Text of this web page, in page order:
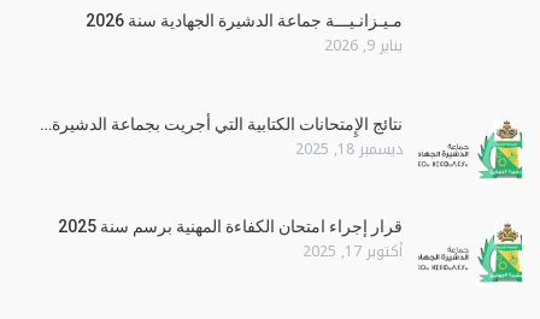
مـيـزانـيـــة جماعة الدشيرة الجهادية سنة 2026
يناير 9, 2026
نتائج الإِمتحانات الكتابية التي أجريت بجماعة الدشيرة…
ديسمبر 18, 2025
قرار إجراء امتحان الكفاءة المهنية برسم سنة 2025
أكتوبر 17, 2025